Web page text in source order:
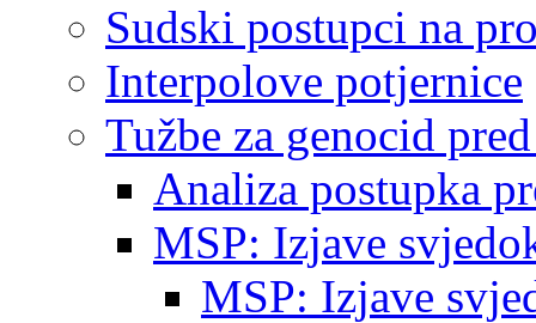
Sudski postupci na
Interpolove potjernice
Tužbe za genocid
Analiza postupka
MSP: Izjave
MSP: Izjave